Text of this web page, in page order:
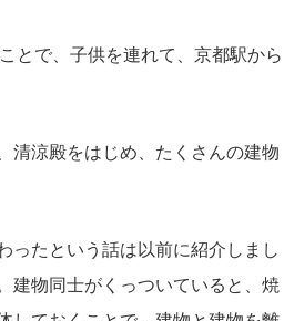
とで、子供を連れて、京都駅から
清涼殿をはじめ、たくさんの建物
ったという話は以前に紹介しまし
建物同士がくっついていると、焼